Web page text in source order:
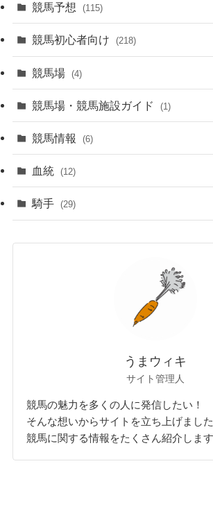
競馬予想 (115)
競馬初心者向け (218)
競馬場 (4)
競馬場・競馬施設ガイド (1)
競馬情報 (6)
血統 (12)
騎手 (29)
うまウィキ
サイト管理人
競馬の魅力を多くの人に発信したい！
そんな想いからサイトを立ち上げました
競馬に関する情報をたくさん紹介します